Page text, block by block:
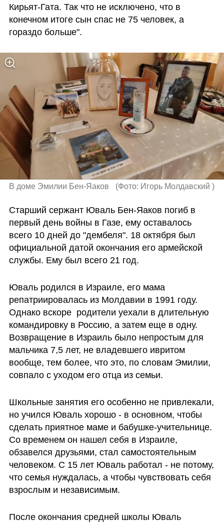
Кирьят-Гата. Так что не исключено, что в
конечном итоге сын спас не 75 человек, а
гораздо больше".
В доме Эмилии Бен-Яаков (Фото: Игорь Молдавский )
Старший сержант Юваль Бен-Яаков погиб в
первый день войны в Газе, ему оставалось
всего 10 дней до "дембеля". 18 октября был
официальной датой окончания его армейской
службы. Ему был всего 21 год.
Юваль родился в Израиле, его мама
репатриировалась из Молдавии в 1991 году.
Однако вскоре  родители уехали в длительную
командировку в Россию, а затем еще в одну.
Возвращение в Израиль было непростым для
мальчика 7,5 лет, не владевшего ивритом
вообще, тем более, что это, по словам Эмилии,
совпало с уходом его отца из семьи.
Школьные занятия его особенно не привлекали,
но учился Юваль хорошо - в основном, чтобы
сделать приятное маме и бабушке-учительнице.
Со временем он нашел себя в Израиле,
обзавелся друзьями, стал самостоятельным
человеком. С 15 лет Юваль работал - не потому,
что семья нуждалась, а чтобы чувствовать себя
взрослым и независимым.
После окончания средней школы Юваль